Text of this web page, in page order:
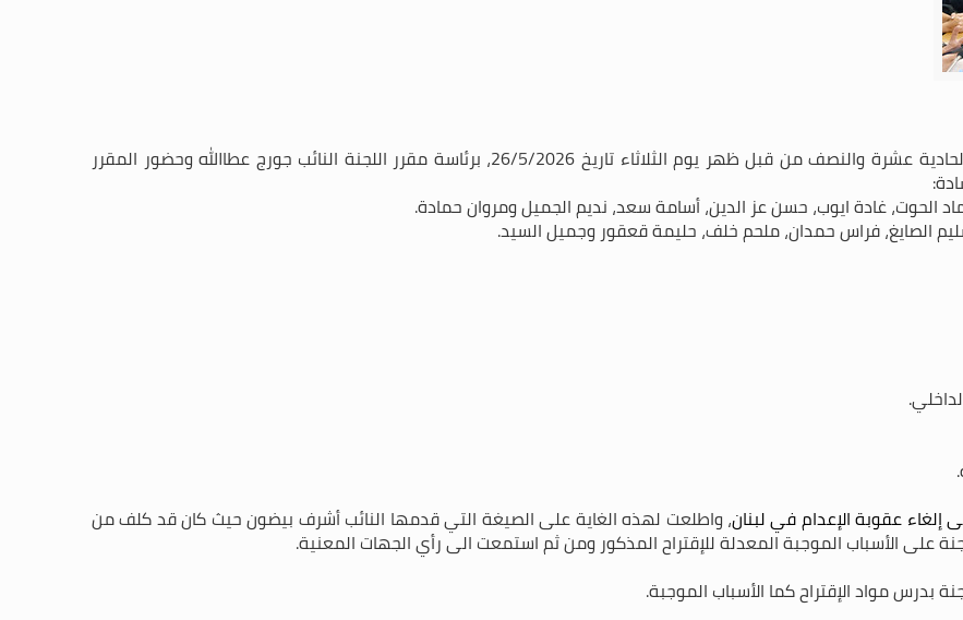
عقدت لجنة الإدارة والعدل جلستها المقررة عند الساعة الحادية عشرة والنصف من قبل ظهر يوم الثلاثاء تاريخ 26/5/2026، برئاسة مقرر اللجنة النائب جورج عطاالله وحضور المقرر
الحوت، غادة ايوب، حسن عز الدين، أسامة سعد، نديم الجميل ومروان حمادة.
الصايغ، فراس حمدان، ملحم خلف، حليمة قعقور وجميل السيد.
إلغاء عقوبة الإعدام في لبنان، واطلعت لهذه الغاية على الصيغة التي قدمها النائب أشرف بيضون حيث كان قد كلف من
على الأسباب الموجبة المعدلة للإقتراح المذكور ومن ثم استمعت الى رأي الجهات المعنية.
بدرس مواد الإقتراح كما الأسباب الموجبة.